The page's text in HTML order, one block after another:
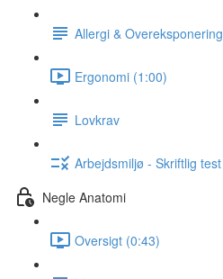
Allergi & Overeksponering
Ergonomi (1:00)
Lovkrav
Arbejdsmiljø - Skriftlig test
Negle Anatomi
Oversigt (0:43)